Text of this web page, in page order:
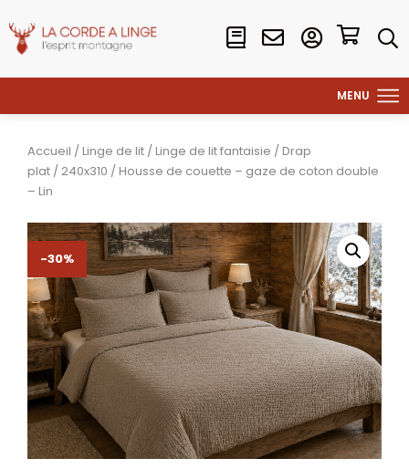
Accueil / Linge de lit / Linge de lit fantaisie / Drap
plat / 240x310 / Housse de couette – gaze de coton double
– Lin
-30%